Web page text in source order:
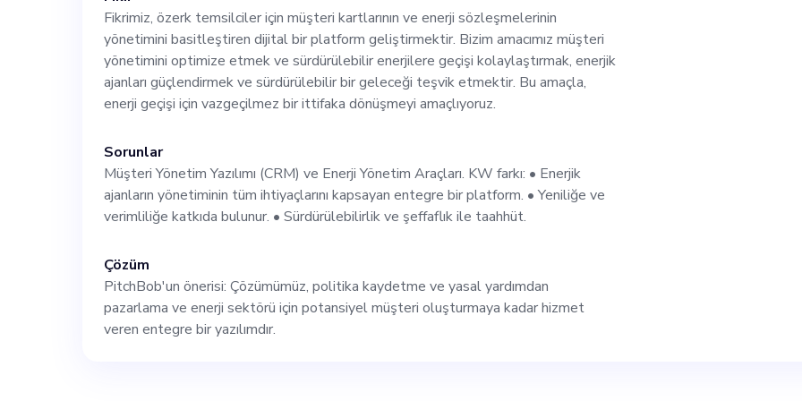
sağlayan pazarlama kampanyaları
uygulamak için özel ekibimizle
çalışacaksınız. Rolünüzün bir kısmı,
acenteleri, enerji şirketleri, enerji
sektördeki serbest çalışanları
tabanımız için karmaşık enerji
sindirilebilir içeriğe dönüştürmeyi
Fikrimiz, özerk temsilciler için müşteri kartlarının ve enerji sözleşmelerinin
yönetimini basitleştiren dijital bir platform geliştirmektir. Bizim amacımız müşteri
yönetimini optimize etmek ve sürdürülebilir enerjilere geçişi kolaylaştırmak, enerjik
ajanları güçlendirmek ve sürdürülebilir bir geleceği teşvik etmektir. Bu amaçla,
enerji geçişi için vazgeçilmez bir ittifaka dönüşmeyi amaçlıyoruz.
Sorunlar
Müşteri Yönetim Yazılımı (CRM) ve Enerji Yönetim Araçları. KW farkı: • Enerjik
ajanların yönetiminin tüm ihtiyaçlarını kapsayan entegre bir platform. • Yeniliğe ve
verimliliğe katkıda bulunur. • Sürdürülebilirlik ve şeffaflık ile taahhüt.
Çözüm
PitchBob'un önerisi: Çözümümüz, politika kaydetme ve yasal yardımdan
pazarlama ve enerji sektörü için potansiyel müşteri oluşturmaya kadar hizmet
veren entegre bir yazılımdır.